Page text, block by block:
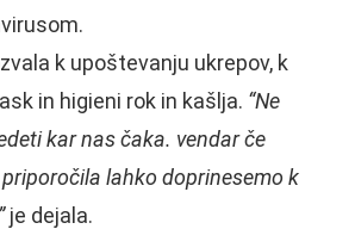
k upoštevanju ukrepov, k
in higieni rok in kašlja. “Ne
kar nas čaka. vendar če
lahko doprinesemo k
je dejala.